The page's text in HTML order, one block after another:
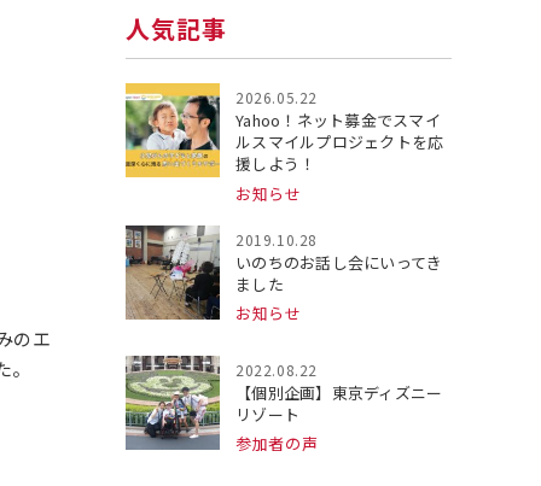
のエ
人気記事
2026.05.22
Yahoo！ネット募金でスマイ
ルスマイルプロジェクトを応
援しよう！
お知らせ
2019.10.28
いのちのお話し会にいってき
ました
お知らせ
2022.08.22
【個別企画】東京ディズニー
リゾート
参加者の声